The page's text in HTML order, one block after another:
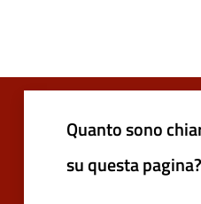
Quanto sono
su questa pagina?